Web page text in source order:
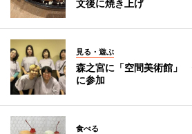
文後に焼き上げ
見る・遊ぶ
森之宮に「空間美術館」
に参加
食べる